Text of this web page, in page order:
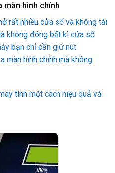
màn hình chính
rất nhiều cửa sổ và không tài
không đóng bất kì cửa sổ
bạn chỉ cần giữ nút
màn hình chính mà không